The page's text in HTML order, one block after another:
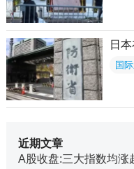
日
国
近期文章
A股收盘:三大指数均涨